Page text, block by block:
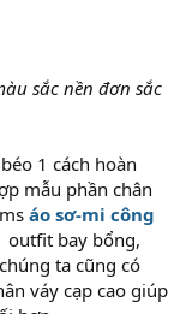
sắc nền đơn sắc
1 cách hoàn
mẫu phần chân
áo sơ-mi công
outfit bay bổng,
ta cũng có
váy cạp cao giúp